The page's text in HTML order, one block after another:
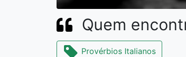
Quem
Provérbios Italianos